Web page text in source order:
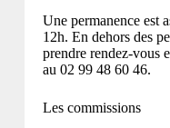
Une permanence est
12h. En dehors des
prendre rendez-vous
au 02 99 48 60 46.
Les commissions